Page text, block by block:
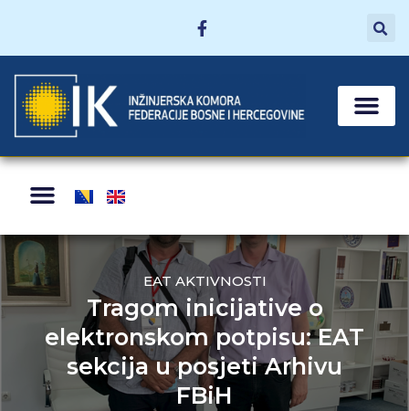
EAT AKTIVNOSTI
Tragom inicijative o
elektronskom potpisu: EAT
sekcija u posjeti Arhivu
FBiH